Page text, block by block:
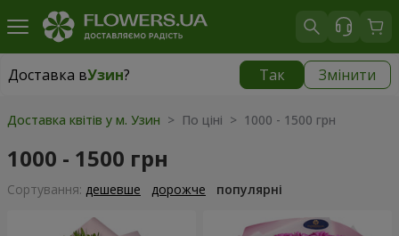
Доставка вУзин? Так Змінити
Доставка вУзин
Доставка квітів у м. Узин > По ціні > 1000 - 1500 грн
1000 - 1500 грн
Сортування: дешевше дорожче популярні